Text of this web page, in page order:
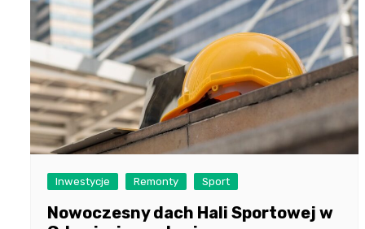
Inwestycje Remonty Sport
Nowoczesny dach Hali Sportowej w